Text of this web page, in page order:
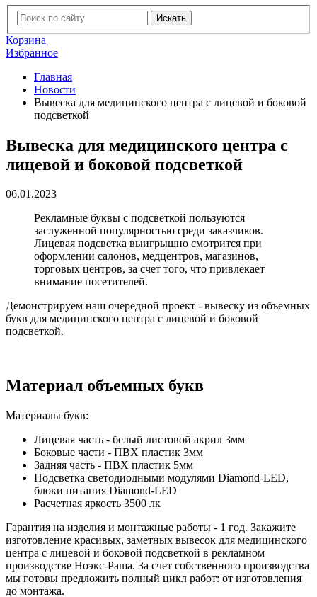
Искать
Корзина
Избранное
Главная
Новости
Вывеска для медицинского центра с лицевой и боковой
подсветкой
Вывеска для медицинского центра с
лицевой и боковой подсветкой
06.01.2023
Рекламные буквы с подсветкой пользуются
заслуженной популярностью среди заказчиков.
Лицевая подсветка выигрышно смотрится при
оформлении салонов, медцентров, магазинов,
торговых центров, за счет того, что привлекает
внимание посетителей.
Демонстрируем наш очередной проект - вывеску из объемных
букв для медицинского центра с лицевой и боковой
подсветкой.
Материал объемных букв
Материалы букв:
Лицевая часть - белый листовой акрил 3мм
Боковые части - ПВХ пластик 3мм
Задняя часть - ПВХ пластик 5мм
Подсветка светодиодными модулями Diamond-LED,
блоки питания Diamond-LED
Расчетная яркость 3500 лк
Гарантия на изделия и монтажные работы - 1 год. Закажите
изготовление красивых, заметных вывесок для медицинского
центра с лицевой и боковой подсветкой в рекламном
производстве Ноэкс-Раша. За счет собственного производства
мы готовы предложить полный цикл работ: от изготовления
до монтажа.